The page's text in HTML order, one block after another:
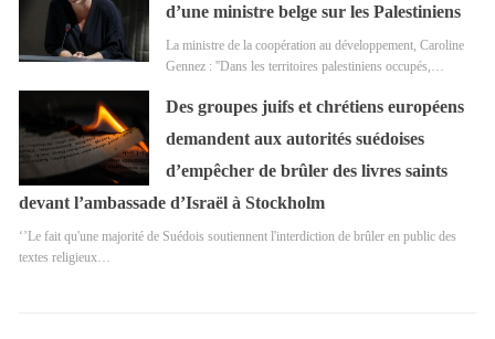
d’une ministre belge sur les Palestiniens
La ministre de la coopération au développement, Caroline
Gennez : ''Dans les territoires palestiniens occupés,…
Des groupes juifs et chrétiens européens
demandent aux autorités suédoises
d’empêcher de brûler des livres saints
devant l’ambassade d’Israël à Stockholm
‘’Le fait qu'une majorité de Suédois soutiennent l'interdiction de brûler en public des
textes religieux…